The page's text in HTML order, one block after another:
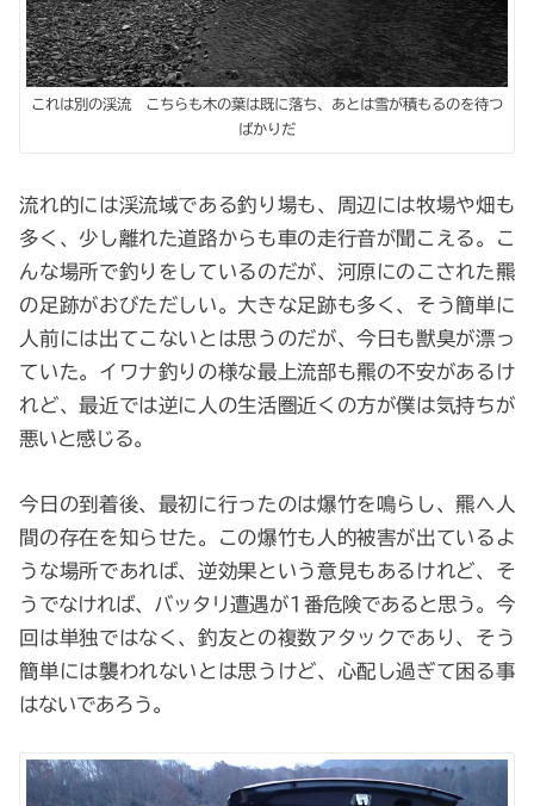
これは別の渓流 こちらも木の葉は既に落ち、あとは雪が積もるのを待つ
ばかりだ
流れ的には渓流域である釣り場も、周辺には牧場や畑も
多く、少し離れた道路からも車の走行音が聞こえる。こ
んな場所で釣りをしているのだが、河原にのこされた羆
の足跡がおびただしい。大きな足跡も多く、そう簡単に
人前には出てこないとは思うのだが、今日も獣臭が漂っ
ていた。イワナ釣りの様な最上流部も羆の不安があるけ
れど、最近では逆に人の生活圏近くの方が僕は気持ちが
悪いと感じる。
今日の到着後、最初に行ったのは爆竹を鳴らし、羆へ人
間の存在を知らせた。この爆竹も人的被害が出ているよ
うな場所であれば、逆効果という意見もあるけれど、そ
うでなければ、バッタリ遭遇が1番危険であると思う。今
回は単独ではなく、釣友との複数アタックであり、そう
簡単には襲われないとは思うけど、心配し過ぎて困る事
はないであろう。